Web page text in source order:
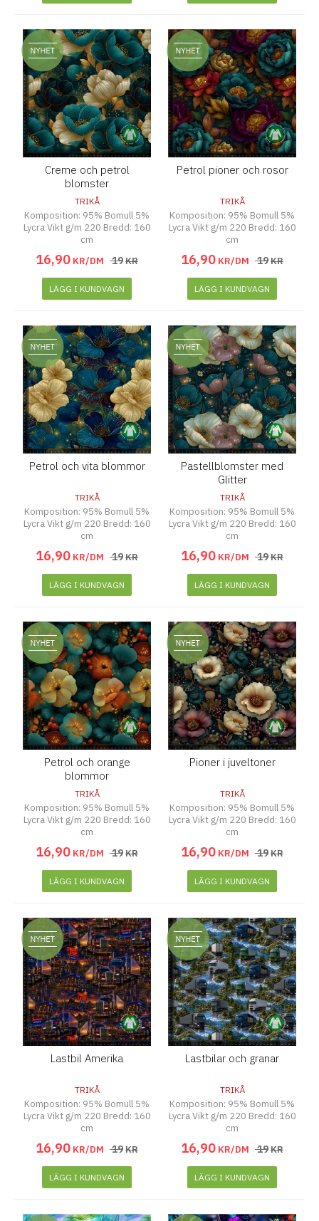
Creme och petrol
blomster
TRIKÅ
Komposition: 95% Bomull 5%
Lycra Vikt g/m 220 Bredd: 160
cm
16,90 KR/DM 19KR
LÄGG I KUNDVAGN
Petrol pioner och rosor
TRIKÅ
Komposition: 95% Bomull 5%
Lycra Vikt g/m 220 Bredd: 160
cm
16,90 KR/DM 19KR
LÄGG I KUNDVAGN
Petrol och vita blommor
TRIKÅ
Komposition: 95% Bomull 5%
Lycra Vikt g/m 220 Bredd: 160
cm
16,90 KR/DM 19KR
LÄGG I KUNDVAGN
Pastellblomster med
Glitter
TRIKÅ
Komposition: 95% Bomull 5%
Lycra Vikt g/m 220 Bredd: 160
cm
16,90 KR/DM 19KR
LÄGG I KUNDVAGN
Petrol och orange
blommor
TRIKÅ
Komposition: 95% Bomull 5%
Lycra Vikt g/m 220 Bredd: 160
cm
16,90 KR/DM 19KR
LÄGG I KUNDVAGN
Pioner i juveltoner
TRIKÅ
Komposition: 95% Bomull 5%
Lycra Vikt g/m 220 Bredd: 160
cm
16,90 KR/DM 19KR
LÄGG I KUNDVAGN
Lastbil Amerika
TRIKÅ
Komposition: 95% Bomull 5%
Lycra Vikt g/m 220 Bredd: 160
cm
16,90 KR/DM 19KR
LÄGG I KUNDVAGN
Lastbilar och granar
TRIKÅ
Komposition: 95% Bomull 5%
Lycra Vikt g/m 220 Bredd: 160
cm
16,90 KR/DM 19KR
LÄGG I KUNDVAGN